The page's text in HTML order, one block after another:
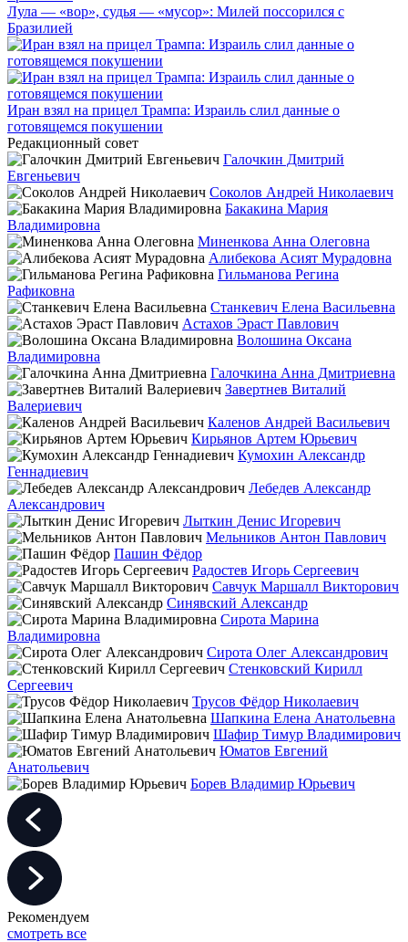
Лула — «вор», судья — «мусор»: Милей поссорился с
Бразилией
Иран взял на прицел Трампа: Израиль слил данные о
готовящемся покушении
Редакционный совет
Галочкин Дмитрий
Евгеньевич
Соколов Андрей Николаевич
Бакакина Мария
Владимировна
Миненкова Анна Олеговна
Алибекова Асият Мурадовна
Гильманова Регина
Рафиковна
Станкевич Елена Васильевна
Астахов Эраст Павлович
Волошина Оксана
Владимировна
Галочкина Анна Дмитриевна
Завертнев Виталий
Валериевич
Каленов Андрей Васильевич
Кирьянов Артем Юрьевич
Кумохин Александр
Геннадиевич
Лебедев Александр
Александрович
Лыткин Денис Игоревич
Мельников Антон Павлович
Пашин Фёдор
Радостев Игорь Сергеевич
Савчук Маршалл Викторович
Синявский Александр
Сирота Марина
Владимировна
Сирота Олег Александрович
Стенковский Кирилл
Сергеевич
Трусов Фёдор Николаевич
Шапкина Елена Анатольевна
Шафир Тимур Владимирович
Юматов Евгений
Анатольевич
Борев Владимир Юрьевич
Рекомендуем
смотреть все